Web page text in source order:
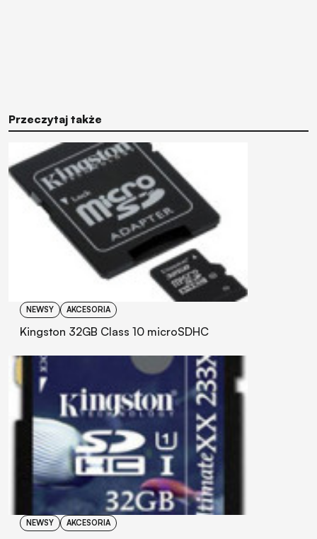
Przeczytaj także
NEWSY AKCESORIA
Kingston 32GB Class 10 microSDHC
NEWSY AKCESORIA